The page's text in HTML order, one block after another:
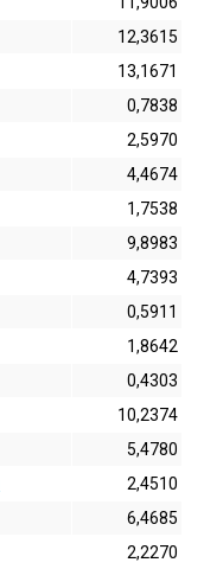
12,3615
13,1671
0,7838
2,5970
4,4674
1,7538
9,8983
4,7393
0,5911
1,8642
0,4303
10,2374
5,4780
2,4510
6,4685
2,2270